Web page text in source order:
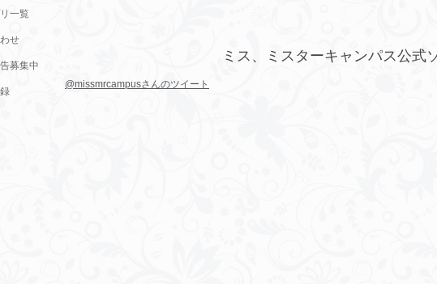
一覧
せ
募集中
ミス、ミスターキャンパス公式
@missmrcampusさんのツイート